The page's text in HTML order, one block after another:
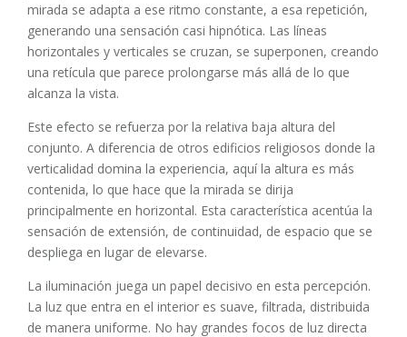
mirada se adapta a ese ritmo constante, a esa repetición,
generando una sensación casi hipnótica. Las líneas
horizontales y verticales se cruzan, se superponen, creando
una retícula que parece prolongarse más allá de lo que
alcanza la vista.
Este efecto se refuerza por la relativa baja altura del
conjunto. A diferencia de otros edificios religiosos donde la
verticalidad domina la experiencia, aquí la altura es más
contenida, lo que hace que la mirada se dirija
principalmente en horizontal. Esta característica acentúa la
sensación de extensión, de continuidad, de espacio que se
despliega en lugar de elevarse.
La iluminación juega un papel decisivo en esta percepción.
La luz que entra en el interior es suave, filtrada, distribuida
de manera uniforme. No hay grandes focos de luz directa